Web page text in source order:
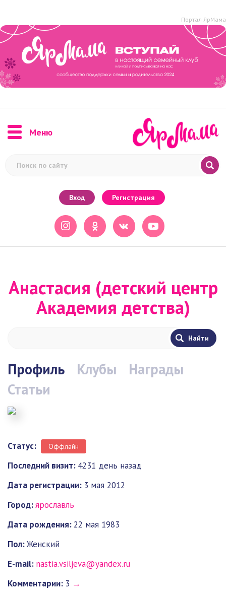
Портал ЯрМама
Меню
Вход Регистрация
Анастасия (детский центр
Академия детства)
Профиль Клубы
Награды
Статьи
Статус: Оффлайн
Последний визит: 4231 день назад
Дата регистрации: 3 мая 2012
Город:ярославль
Дата рождения:22 мая 1983
Пол:Женский
E-mail: nastia.vsiljeva@yandex.ru
Комментарии: 3 →